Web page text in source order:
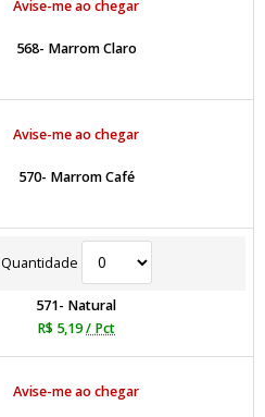
Avise-me ao chegar
568- Marrom Claro
Avise-me ao chegar
570- Marrom Café
Quantidade
571- Natural
R$ 5,19/ Pct
Avise-me ao chegar